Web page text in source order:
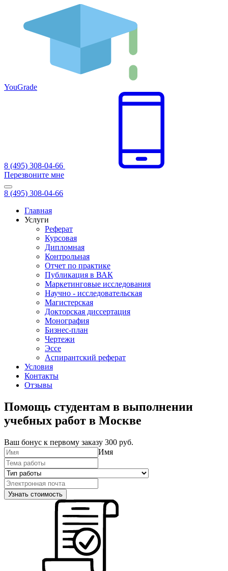
YouGrade
8 (495) 308-04-66
Перезвоните мне
8 (495) 308-04-66
Главная
Услуги
Реферат
Курсовая
Дипломная
Контрольная
Отчет по практике
Публикация в ВАК
Маркетинговые исследования
Научно - исследовательская
Магистерская
Докторская диссертация
Монография
Бизнес-план
Чертежи
Эссе
Аспирантский реферат
Условия
Контакты
Отзывы
Помощь студентам в выполнении
учебных работ в Москве
Ваш бонус к первому заказу 300 руб.
Имя